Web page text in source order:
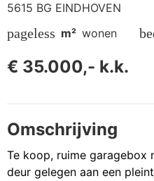
5615 BG EINDHOVEN
pageless m² wonen
€ 35.000,- k.k.
Omschrijving
Te koop, ruime garagebox
deur gelegen aan een